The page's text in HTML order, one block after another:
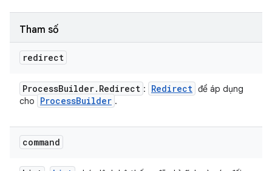
Tham số
redirect
ProcessBuilder. Redirect : Redirect để áp dụng
cho
ProcessBuilder .
command